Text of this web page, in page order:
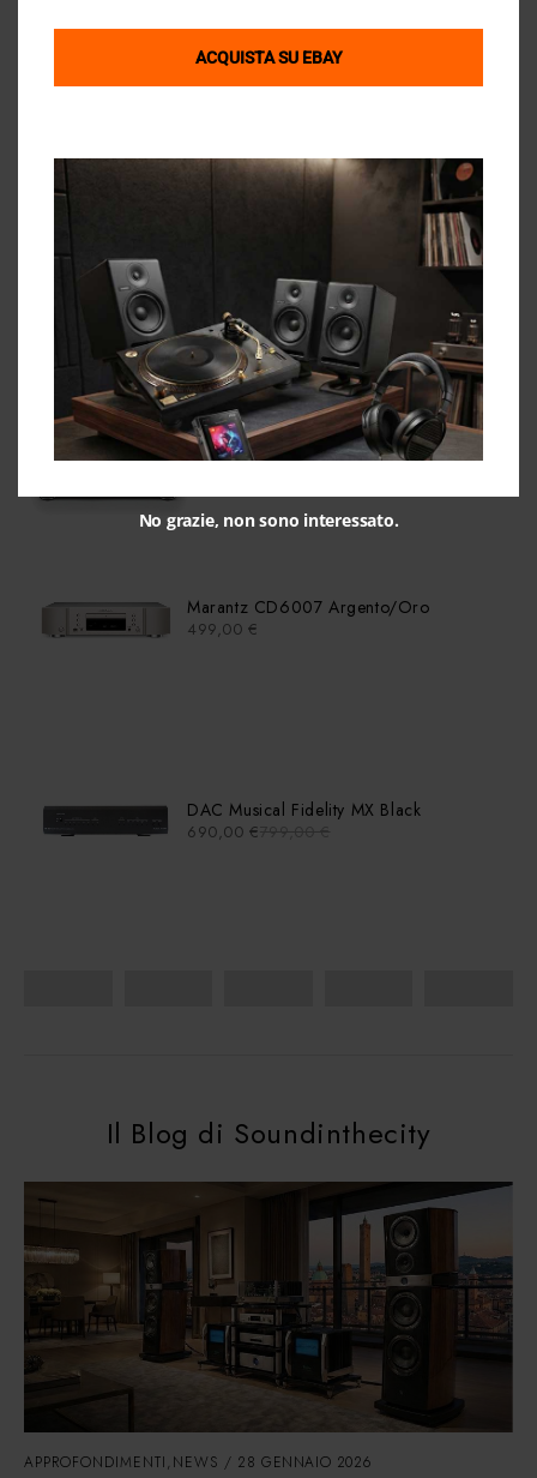
1.100,00€
BEST SELLERS
Giradischi Thorens TD 101A Black
500,00€
Marantz CD6007 Argento/Oro
499,00€
DAC Musical Fidelity MX Black
690,00€
Il Blog di Soundinthecity
APPROFONDIMENTI, NEWS 28 GENNAIO 2026
ACQUISTA SU EBAY
No grazie, non sono interessato.